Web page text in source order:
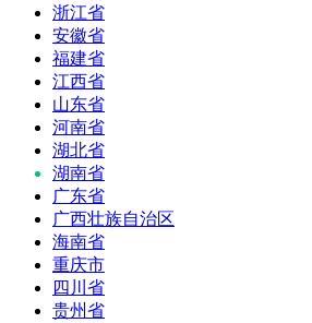
浙江省
安徽省
福建省
江西省
山东省
河南省
湖北省
湖南省
广东省
广西壮族自治区
海南省
重庆市
四川省
贵州省